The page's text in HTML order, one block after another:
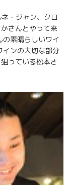
・ジャン、クロ
さんとやって来
素晴らしいワイ
インの大切な部分
っている松本さ
レストランに本
写真には撮りま
地よく楽しかっ
ん、有難うご